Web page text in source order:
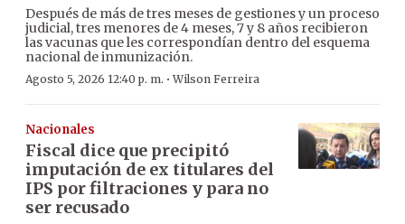
Después de más de tres meses de gestiones y un proceso
judicial, tres menores de 4 meses, 7 y 8 años recibieron
las vacunas que les correspondían dentro del esquema
nacional de inmunización.
Agosto 5, 2026 12:40 p. m. ·Wilson Ferreira
Nacionales
Fiscal dice que precipitó
imputación de ex titulares del
IPS por filtraciones y para no
ser recusado